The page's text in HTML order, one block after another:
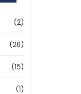
(2)
(26)
(15)
(1)